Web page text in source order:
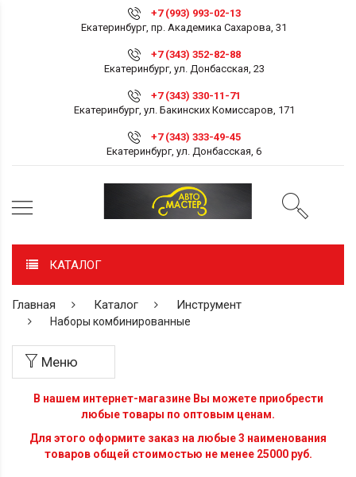
+7 (993) 993-02-13
Екатеринбург, пр. Академика Сахарова, 31
+7 (343) 352-82-88
Екатеринбург, ул. Донбасская, 23
+7 (343) 330-11-71
Екатеринбург, ул. Бакинских Комиссаров, 171
+7 (343) 333-49-45
Екатеринбург, ул. Донбасская, 6
КАТАЛОГ
Главная Каталог Инструмент
Наборы комбинированные
Меню
В нашем интернет-магазине Вы можете приобрести
любые товары по оптовым ценам.
Для этого оформите заказ на любые 3 наименования
товаров общей стоимостью не менее 25000 руб.